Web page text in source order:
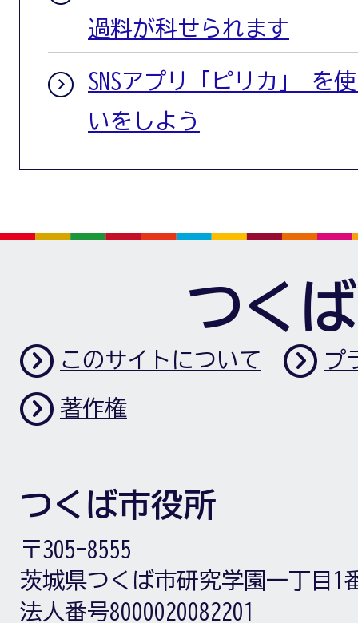
過料が科せられます
SNSアプリ「ピリカ」 を
いをしよう
つく
このサイトについて プ
著作権
つくば市役所
〒305-8555
茨城県つくば市研究学園一丁目1
法人番号8000020082201